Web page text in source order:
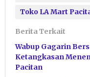
Toko LA Mart
Berita Terkait
Wabup Gagarin
Ketangkasan
Pacitan